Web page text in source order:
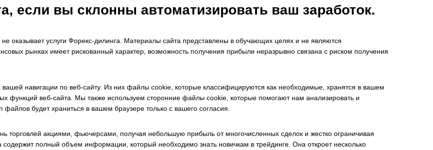
если вы склонны автоматизировать ваш заработок.
оказывает услуги Форекс-дилинга. Материалы сайта представлены в обучающих целях и не являются
рынках имеет рискованный характер, возможность получения прибыли неразрывно связана с риском получения
навигации по веб-сайту. Из них файлы cookie, которые классифицируются как необходимые, хранятся в вашем
функций веб-сайта. Мы также используем сторонние файлы cookie, которые помогают нам анализировать и
файлов будет храниться в вашем браузере только с вашего согласия.
торговлей акциями, фьючерсами, получая небольшую прибыль от многочисленных сделок и жестко ограничивая
полный объем информации, который необходимо знать новичкам в трейдинге. Она откроет несколько